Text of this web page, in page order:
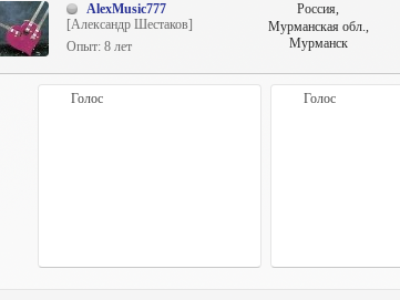
AlexMusic777
[Александр Шестаков]
Опыт: 8 лет
Россия,
Мурманская обл.,
Мурманск
Голос Голос